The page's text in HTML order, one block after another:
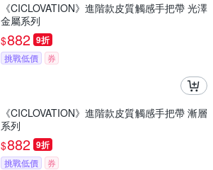
《CICLOVATION》進階款皮質觸感手把帶 光澤
金屬系列
$882 9折
挑戰低價 券
《CICLOVATION》進階款皮質觸感手把帶 漸層
系列
$882 9折
挑戰低價 券